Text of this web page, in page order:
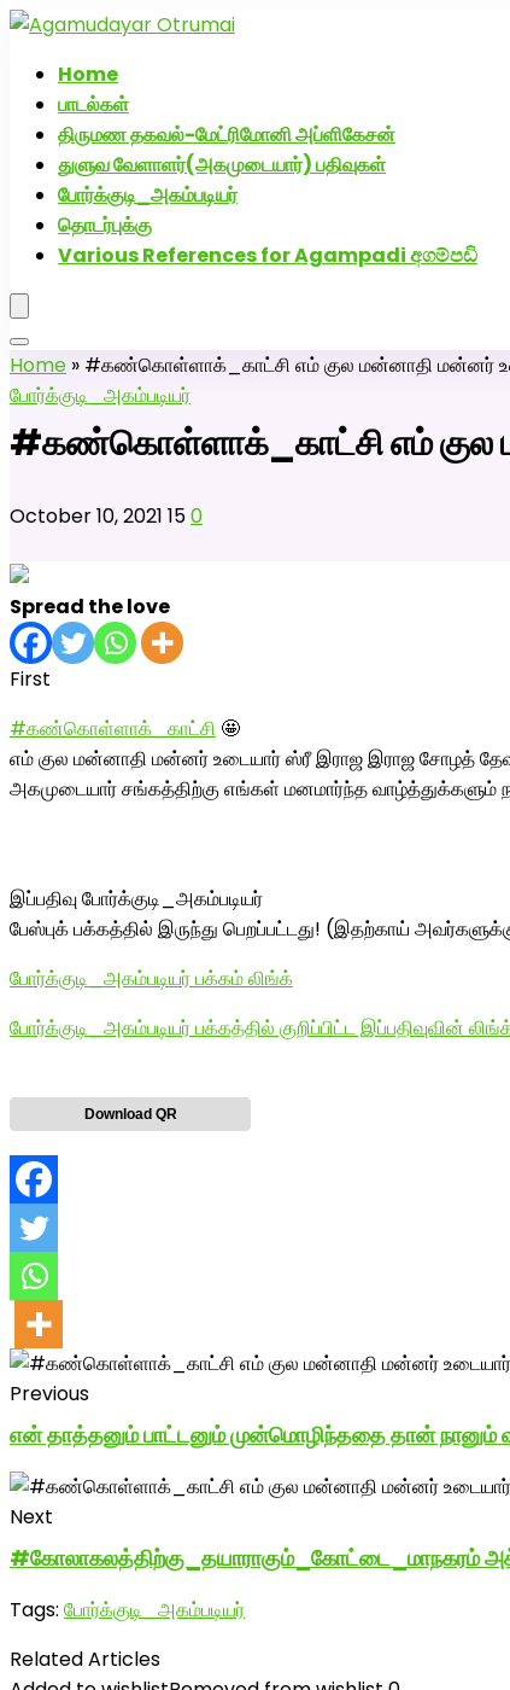
Home
பாடல்கள்
திருமண தகவல்-மேட்ரிமோனி அப்ளிகேசன்
துளுவ வேளாளர்(அகமுடையார்) பதிவுகள்
போர்க்குடி_அகம்படியர்
தொடர்புக்கு
Various References for Agampadi අගම්පඩි
Home » #கண்கொள்ளாக்_காட்சி எம் குல மன்னாதி மன்னர்
போர்க்குடி_அகம்படியர்
#கண்கொள்ளாக்_காட்சி எம் குல
October 10, 2021 150
Spread the love
First
#கண்கொள்ளாக்_காட்சி 🤩
எம் குல மன்னாதி மன்னர் உடையார் ஸ்ரீ இராஜ இராஜ சோழத் தேவர்
அகமுடையார் சங்கத்திற்கு எங்கள் மனமார்ந்த வாழ்த்துக்களும்
இப்பதிவு போர்க்குடி_அகம்படியர்
பேஸ்புக் பக்கத்தில் இருந்து பெறப்பட்டது! (இதற்காய்
போர்க்குடி_அகம்படியர் பக்கம் லிங்க்
போர்க்குடி_அகம்படியர் பக்கத்தில் குறிப்பிட்ட இப்பதிவுவின்
Download QR
Previous
என் தாத்தனும் பாட்டனும் முன்மொழிந்ததை தான் நானும்
Next
#கோலாகலத்திற்கு_தயாராகும்_கோட்டை_மாநகரம்
Tags: போர்க்குடி_அகம்படியர்
Related Articles
அகமுடையார் திருமண வரன்களுக்கு